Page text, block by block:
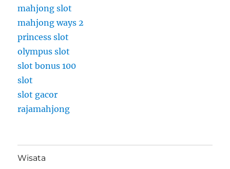
mahjong slot
mahjong ways 2
princess slot
olympus slot
slot bonus 100
slot
slot gacor
rajamahjong
Wisata